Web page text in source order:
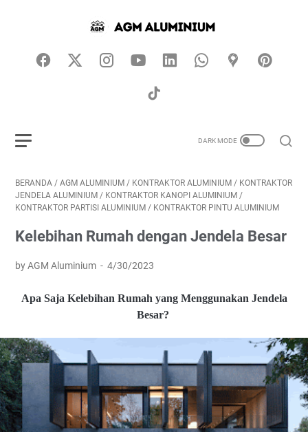
BERANDA / AGM ALUMINIUM / KONTRAKTOR ALUMINIUM / KONTRAKTOR
JENDELA ALUMINIUM / KONTRAKTOR KANOPI ALUMINIUM /
KONTRAKTOR PARTISI ALUMINIUM / KONTRAKTOR PINTU ALUMINIUM
Kelebihan Rumah dengan Jendela Besar
by AGM Aluminium 4/30/2023
Apa Saja Kelebihan Rumah yang Menggunakan Jendela
Besar?